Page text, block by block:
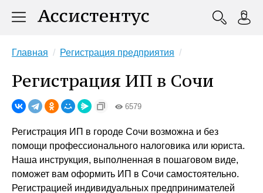
Главная Регистрация предприятия
Регистрация ИП в Сочи
6579
Регистрация ИП в городе Сочи возможна и без
помощи профессионального налоговика или юриста.
Наша инструкция, выполненная в пошаговом виде,
поможет вам оформить ИП в Сочи самостоятельно.
Регистрацией индивидуальных предпринимателей